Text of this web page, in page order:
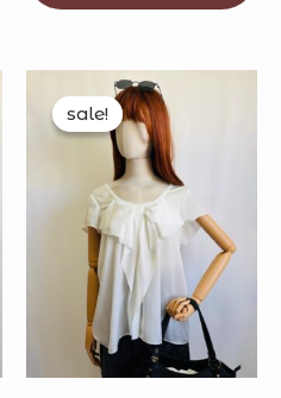
sale!
sale!
original
price
was:
$150.00.